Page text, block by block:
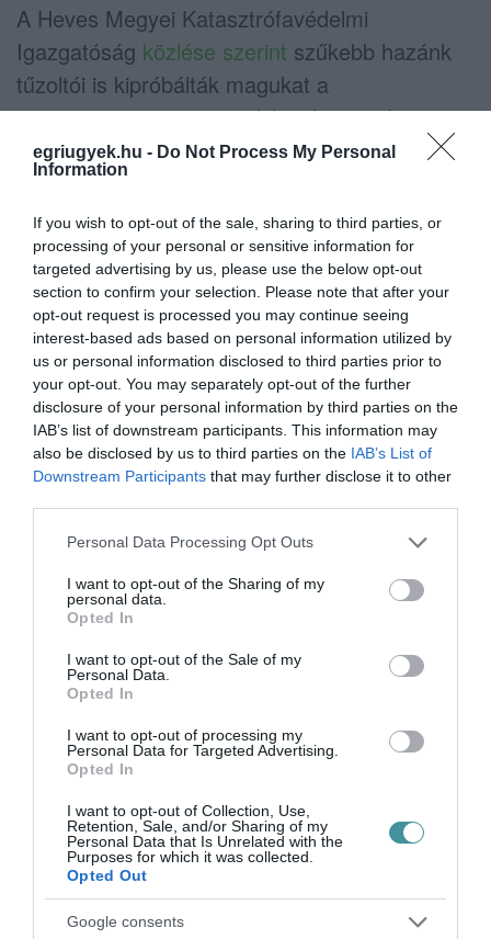
egriugyek.hu - Do Not Process My Personal
Information
If you wish to opt-out of the sale, sharing to third parties, or
processing of your personal or sensitive information for
targeted advertising by us, please use the below opt-out
section to confirm your selection. Please note that after your
opt-out request is processed you may continue seeing
interest-based ads based on personal information utilized by
us or personal information disclosed to third parties prior to
your opt-out. You may separately opt-out of the further
disclosure of your personal information by third parties on the
IAB’s list of downstream participants. This information may
also be disclosed by us to third parties on the IAB’s List of
Downstream Participants that may further disclose it to other
Please note that this website/app uses one or more Google
not limited to your visit or usage behaviour. You may click to
grant or deny consent to Google and its third-party tags to
use your data for below specified purposes in below Google
consent section.
Personal Data Processing Opt Outs
I want to opt-out of the Sharing of my
personal data.
Opted In
I want to opt-out of the Sale of my
Personal Data.
Opted In
I want to opt-out of processing my
Personal Data for Targeted Advertising.
Opted In
I want to opt-out of Collection, Use,
Retention, Sale, and/or Sharing of my
Personal Data that Is Unrelated with the
Purposes for which it was collected.
Opted Out
Google consents
A Heves Megyei Katasztrófavédelmi
Igazgatóság közlése szerint szűkebb hazánk
tűzoltói is kipróbálták magukat a
csapatversenyen, a 211 kilométeres távot
kilencen osztották meg testvériesen egymás
között. A vegyes csapat 19 óra 57 perc alatt
futotta le a távot, ezzel az eredménnyel az
1410 csapatból a 474. helyet szerezték meg,
míg a 9 fős csapatok versenyében 90
csapatból a 34. helyezést érték el. Az Egri
Bikavér(ű) Tűzoltók csapat tagjai Tóth Judit,
Gombás Gábor tűzoltó alezredes, Juhász
Attila tűzoltó alezredes, Majoros Richárd
tűzoltó százados, Pummer Ádám tűzoltó
százados, Kis Péter tűzoltó zászlós, Fazekas
Gábor tűzoltó főtörzsőrmester, Ficsór Balázs
tűzoltó őrmester és Molnár Gyula voltak.
Fotó: Katasztrófavédelem
A korábbi évekhez hasonlóan idén is
szerveztek jótékonysági kampányt a viadalon.
A futók a chipjeik letéti díját visszaváltás
helyett jótékony célra ajánlhatták fel, és ezen
felül is adományozhattak. Az akció sikeres
volt, 9.815.500 forint gyűlt össze, amit a
BioTechUSA ötmillió forinttal kiegészített. A
pénzt beteg gyerekek megsegítésére fordítják